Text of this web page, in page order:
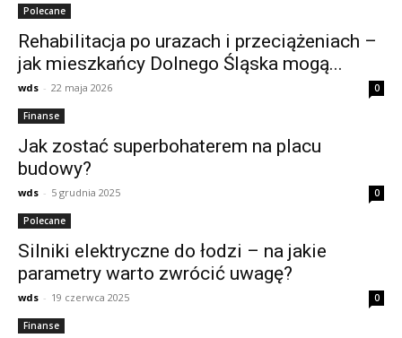
Polecane
Rehabilitacja po urazach i przeciążeniach –
jak mieszkańcy Dolnego Śląska mogą...
wds - 22 maja 2026 0
Finanse
Jak zostać superbohaterem na placu
budowy?
wds - 5 grudnia 2025 0
Polecane
Silniki elektryczne do łodzi – na jakie
parametry warto zwrócić uwagę?
wds - 19 czerwca 2025 0
Finanse